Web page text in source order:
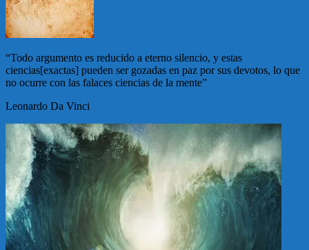
“Todo argumento es reducido a eterno silencio, y estas
ciencias[exactas] pueden ser gozadas en paz por sus devotos, lo que
no ocurre con las falaces ciencias de la mente”
Leonardo Da Vinci